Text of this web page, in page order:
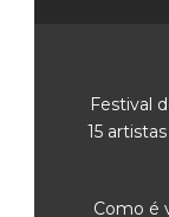
Festival
15
Como é